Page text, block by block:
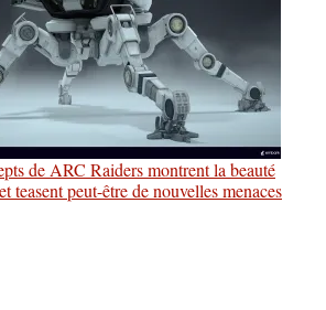
de ARC Raiders montrent la beauté
teasent peut-être de nouvelles menaces